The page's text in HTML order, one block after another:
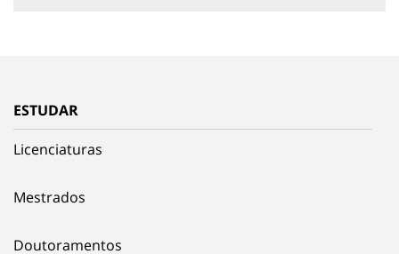
ESTUDAR
Licenciaturas
Mestrados
Doutoramentos